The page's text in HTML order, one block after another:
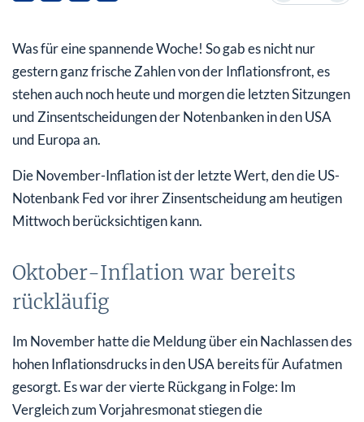
US-Inflation zuletzt erneut rückläufig
Kleines Kursfeuerwerk an den Börsen
Was für eine spannende Woche! So gab es nicht nur
gestern ganz frische Zahlen von der Inflationsfront, es
stehen auch noch heute und morgen die letzten Sitzungen
und Zinsentscheidungen der Notenbanken in den USA
und Europa an.
Die November-Inflation ist der letzte Wert, den die US-
Notenbank Fed vor ihrer Zinsentscheidung am heutigen
Mittwoch berücksichtigen kann.
Oktober-Inflation war bereits
rückläufig
Im November hatte die Meldung über ein Nachlassen des
hohen Inflationsdrucks in den USA bereits für Aufatmen
gesorgt. Es war der vierte Rückgang in Folge: Im
Vergleich zum Vorjahresmonat stiegen die